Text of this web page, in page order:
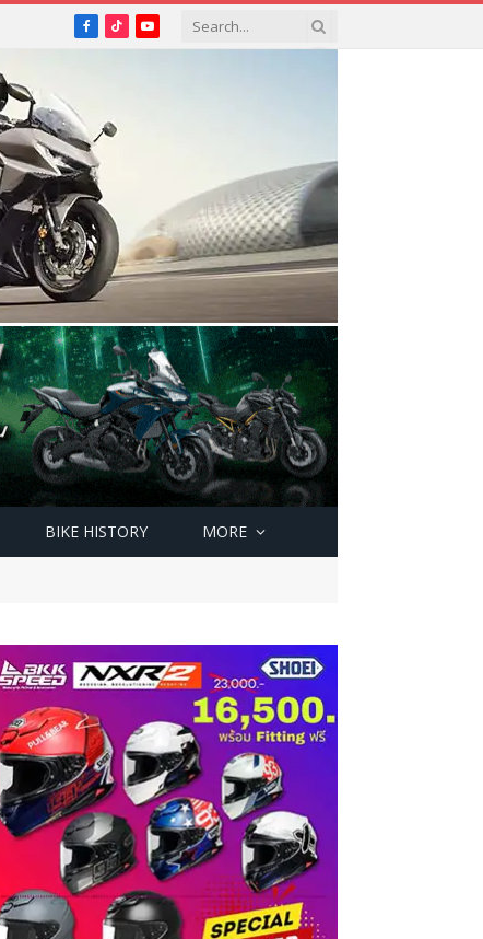
Facebook
TikTokYouTube
BIKE HISTORY MORE